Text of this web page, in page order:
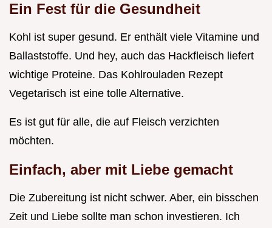
Ein Fest für die Gesundheit
Kohl ist super gesund. Er enthält viele Vitamine und
Ballaststoffe. Und hey, auch das Hackfleisch liefert
wichtige Proteine. Das Kohlrouladen Rezept
Vegetarisch ist eine tolle Alternative.
Es ist gut für alle, die auf Fleisch verzichten
möchten.
Einfach, aber mit Liebe gemacht
Die Zubereitung ist nicht schwer. Aber, ein bisschen
Zeit und Liebe sollte man schon investieren. Ich